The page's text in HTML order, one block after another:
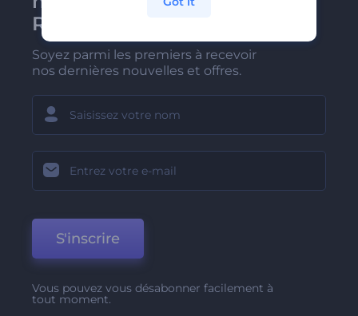
Renderforest
Soyez parmi les premiers à recevoir
nos dernières nouvelles et offres.
S'inscrire
Vous pouvez vous désabonner facilement à
tout moment.